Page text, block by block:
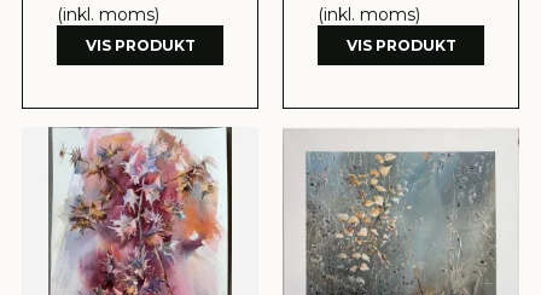
(inkl. moms)
VIS PRODUKT
(inkl. moms)
VIS PRODUKT